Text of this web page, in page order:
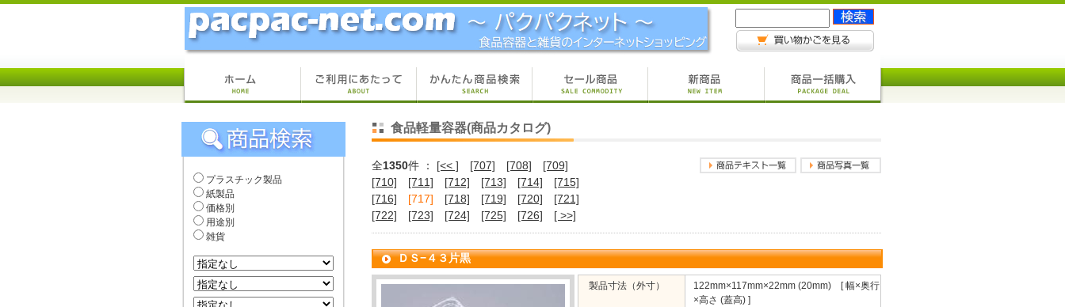
プラスチック製品
紙製品
価格別
用途別
雑貨
食品軽量容器(商品カタログ)
全1350件 ： [<< ] [707] [708]
[709]
[710]
[711] [712] [713] [714]
[715]
[716]
[717] [718] [719] [720]
[721]
[722]
[723] [724] [725] [726] [ >>]
ＤＳ−４３片黒
製品寸法（外寸）
122mm×117mm×22mm (20mm) [ 幅×奥行
×高さ (蓋高) ]